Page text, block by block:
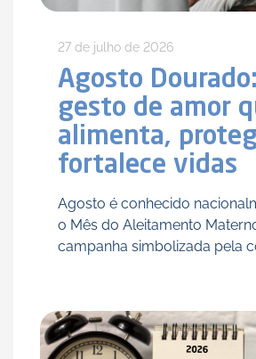
27 de julho de 2026
Agosto
gesto de amor
alimenta,
fortalece vidas
Agosto é conhecido
o Mês do Aleitamento
campanha simbolizada pela
do bebê. Mais do que